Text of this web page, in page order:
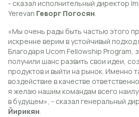
- сказал исполнительный директор
Yerevan Геворг Погосян.
«Мы очень рады быть частью этого
искренне верим в устойчивый
Благодаря Ucom Fellowship Program,
получили шанс развить свои идеи,
продуктов и выйти на рынок. Именно
воздействие в качестве
я желаю нашим командам всего
в будущем», - сказал генеральный
Йирикян.